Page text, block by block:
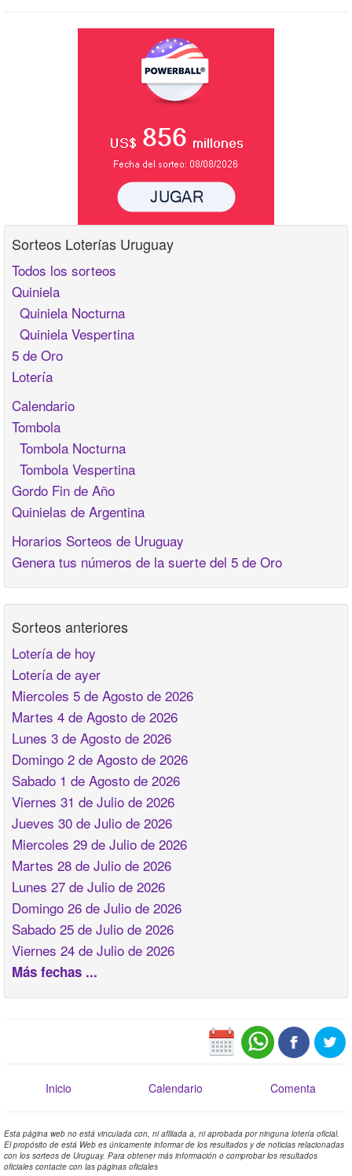
Sorteos Loterías Uruguay
Todos los sorteos
Quiniela
Quiniela Nocturna
Quiniela Vespertina
5 de Oro
Lotería
Calendario
Tombola
Tombola Nocturna
Tombola Vespertina
Gordo Fin de Año
Quinielas de Argentina
Horarios Sorteos de Uruguay
Genera tus números de la suerte del 5 de Oro
Sorteos anteriores
Lotería de hoy
Lotería de ayer
Miercoles 5 de Agosto de 2026
Martes 4 de Agosto de 2026
Lunes 3 de Agosto de 2026
Domingo 2 de Agosto de 2026
Sabado 1 de Agosto de 2026
Viernes 31 de Julio de 2026
Jueves 30 de Julio de 2026
Miercoles 29 de Julio de 2026
Martes 28 de Julio de 2026
Lunes 27 de Julio de 2026
Domingo 26 de Julio de 2026
Sabado 25 de Julio de 2026
Viernes 24 de Julio de 2026
Más fechas ...
Inicio Calendario Comenta
Esta página web no está vinculada con, ni afiliada a, ni aprobada por ninguna lotería oficial.
El propósito de está Web es únicamente informar de los resultados y de noticias relacionadas
con los sorteos de Uruguay. Para obtener más información o comprobar los resultados
oficiales contacte con las páginas oficiales